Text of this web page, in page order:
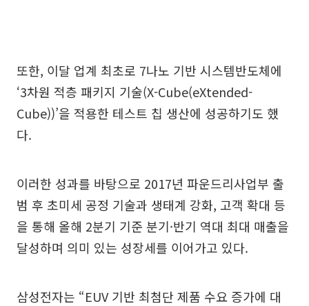
또한, 이달 업계 최초로 7나노 기반 시스템반도체에
‘3차원 적층 패키지 기술(X-Cube(eXtended-
Cube))’을 적용한 테스트 칩 생산에 성공하기도 했
다.
이러한 성과를 바탕으로 2017년 파운드리사업부 출
범 후 초미세 공정 기술과 생태계 강화, 고객 확대 등
을 통해 올해 2분기 기준 분기·반기 역대 최대 매출을
달성하며 의미 있는 성장세를 이어가고 있다.
삼성전자는 “EUV 기반 최첨단 제품 수요 증가에 대